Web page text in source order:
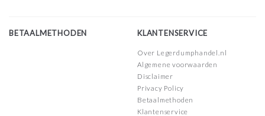
BETAALMETHODEN KLANTENSERVICE
Over Legerdumphandel.nl
Algemene voorwaarden
Disclaimer
Privacy Policy
Betaalmethoden
Klantenservice